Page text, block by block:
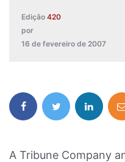
Edição 420
por
16 de fevereiro de 2007
A Tribune Company